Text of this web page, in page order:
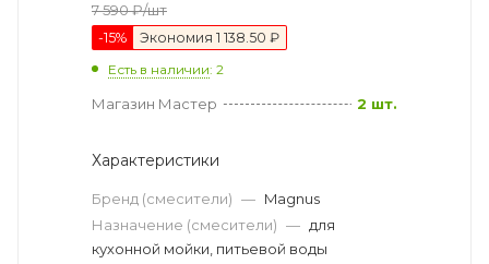
7 590₽/шт
-15% Экономия 1 138.50 ₽
Есть в наличии: 2
Магазин Мастер 2 шт.
Характеристики
Бренд (смесители) — Magnus
Назначение (смесители) — для
кухонной мойки, питьевой воды